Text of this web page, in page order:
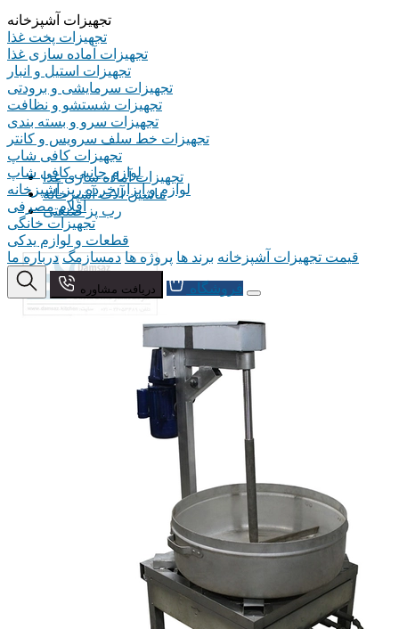
تجهیزات آشپزخانه
تجهیزات پخت غذا
تجهیزات آماده سازی غذا
تجهیزات استیل و انبار
تجهیزات سرمایشی و برودتی
تجهیزات شستشو و نظافت
تجهیزات سرو و بسته بندی
تجهیزات خط سلف سرویس و کانتر
تجهیزات کافی شاپ
لوازم جانبی کافی شاپ
لوازم و ابزار خرده ریز آشپزخانه
اقلام مصرفی
تجهیزات خانگی
قطعات و لوازم یدکی
قیمت تجهیزات آشپزخانه برند ها پروژه ها دمسازمگ درباره ما
دریافت مشاوره فروشگاه
تجهیزات آماده سازی غذا
ماشین آلات آشپزخانه
رب پز صنعتی